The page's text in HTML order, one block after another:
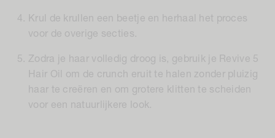
Krul de krullen een beetje en herhaal het proces
voor de overige secties.
Zodra je haar volledig droog is, gebruik je Revive 5
Hair Oil om de crunch eruit te halen zonder pluizig
haar te creëren en om grotere klitten te scheiden
voor een natuurlijkere look.